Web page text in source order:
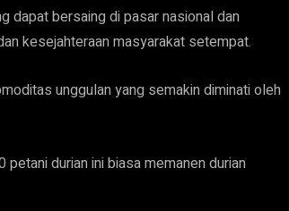
dapat bersaing di pasar nasional dan
kesejahteraan masyarakat setempat.
unggulan yang semakin diminati oleh
durian ini biasa memanen durian